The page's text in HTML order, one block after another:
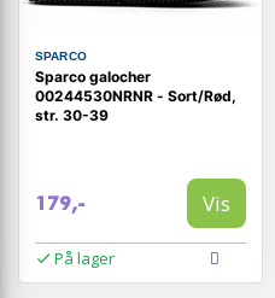
SPARCO
Sparco galocher
00244530NRNR - Sort/Rød,
str. 30-39
179,- Vis
På lager